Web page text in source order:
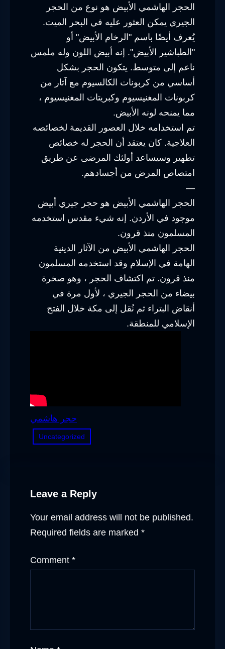
الحجر الهاشمي الأبيض هو نوع من الحجر
الجيري يمكن العثور عليه في البحر الميت.
يُعرف أيضًا باسم "الرخام الأبيض" أو
"الطباشير الأبيض". إنه أبيض اللون وله ملمس
ناعم إلى متوسط. يتكون الحجر بشكل
أساسي من كربونات الكالسيوم مع آثار من
كربونات المغنيسيوم وكبريتات المغنيسيوم ،
مما يمنحه لونه الأبيض.
تم استخدامه خلال العصور القديمة لخصائصه
العلاجية. كان يعتقد أن الحجر له خصائص
تطهير وسيساعد أولئك المرضى عن طريق
امتصاص المرض من أجسادهم.
—
الحجر الهاشمي الأبيض هو حجر جيري أبيض
موجود في الأردن. إنه شيء مقدس استخدمه
المسلمون منذ قرون.
الحجر الهاشمي الأبيض من الآثار الدينية
الهامة في الإسلام وقد استخدمه المسلمون
منذ قرون. تم اكتشاف الحجر ، وهو صخرة
بيضاء من الحجر الجيري ، لأول مرة في
أنقاض البتراء ثم نُقل إلى مكة خلال الفتح
الإسلامي للمنطقة.
حجر هاشمي
Uncategorized
Leave a Reply
Your email address will not be published.
Required fields are marked *
Comment *